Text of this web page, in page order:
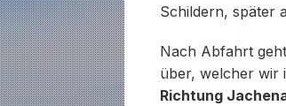
Schildern, später
Nach Abfahrt
über, welcher wir
Richtung